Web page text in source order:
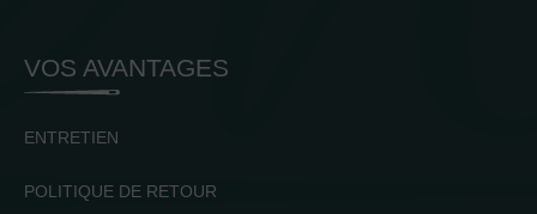
VOS AVANTAGES
ENTRETIEN
POLITIQUE DE RETOUR